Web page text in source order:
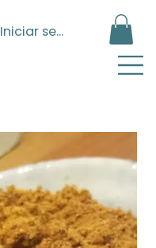
Iniciar sesión